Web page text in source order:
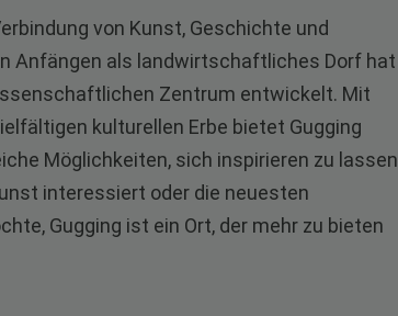
von Kunst, Geschichte und
Anfängen als landwirtschaftliches Dorf hat
Zentrum entwickelt. Mit
kulturellen Erbe bietet Gugging
Möglichkeiten, sich inspirieren zu lassen
interessiert oder die neuesten
Gugging ist ein Ort, der mehr zu bieten